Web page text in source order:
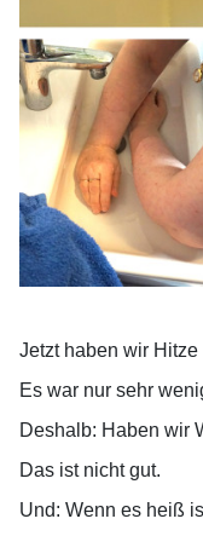
Jetzt haben wir
Es war nur sehr
Deshalb: Haben wir
Das ist nicht gut.
Und: Wenn es heiß